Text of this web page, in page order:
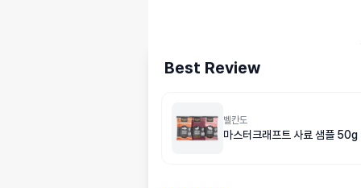
Best Review
벨칸도
마스터크래프트 사료 샘플 50g